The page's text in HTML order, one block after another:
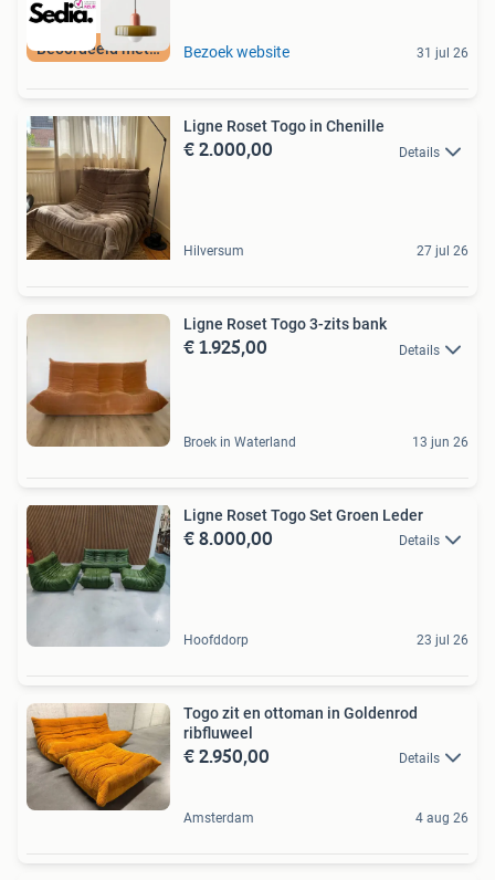
Beoordeeld met 9+ Bezoek website 31 jul 26
Ligne Roset Togo in Chenille
€ 2.000,00 Details
Hilversum 27 jul 26
Ligne Roset Togo 3-zits bank
€ 1.925,00 Details
Broek in Waterland 13 jun 26
Ligne Roset Togo Set Groen Leder
€ 8.000,00 Details
Hoofddorp 23 jul 26
Togo zit en ottoman in Goldenrod
ribfluweel
€ 2.950,00 Details
Amsterdam 4 aug 26